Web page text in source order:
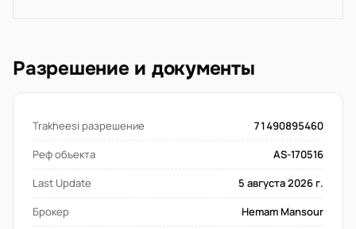
Разрешение и документы
Trakheesi разрешение
71490895460
Реф объекта
AS-170516
Last Update
5 августа 2026 г.
Брокер
Hemam Mansour